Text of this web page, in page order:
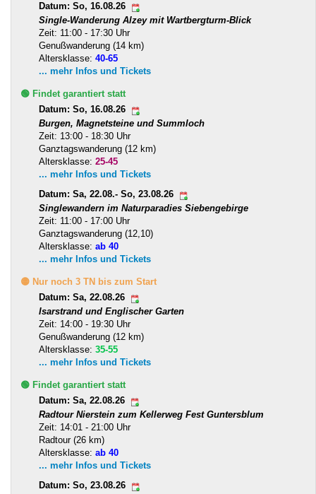
Datum: So, 16.08.26
Single-Wanderung Alzey mit Wartbergturm-Blick
Zeit: 11:00 - 17:30 Uhr
Genußwanderung (14 km)
Altersklasse: 40-65
... mehr Infos und Tickets
🟢 Findet garantiert statt
Datum: So, 16.08.26
Burgen, Magnetsteine und Summloch
Zeit: 13:00 - 18:30 Uhr
Ganztagswanderung (12 km)
Altersklasse: 25-45
... mehr Infos und Tickets
Datum: Sa, 22.08.- So, 23.08.26
Singlewandern im Naturparadies Siebengebirge
Zeit: 11:00 - 17:00 Uhr
Ganztagswanderung (12,10)
Altersklasse: ab 40
... mehr Infos und Tickets
🟡 Nur noch 3 TN bis zum Start
Datum: Sa, 22.08.26
Isarstrand und Englischer Garten
Zeit: 14:00 - 19:30 Uhr
Genußwanderung (12 km)
Altersklasse: 35-55
... mehr Infos und Tickets
🟢 Findet garantiert statt
Datum: Sa, 22.08.26
Radtour Nierstein zum Kellerweg Fest Guntersblum
Zeit: 14:01 - 21:00 Uhr
Radtour (26 km)
Altersklasse: ab 40
... mehr Infos und Tickets
Datum: So, 23.08.26